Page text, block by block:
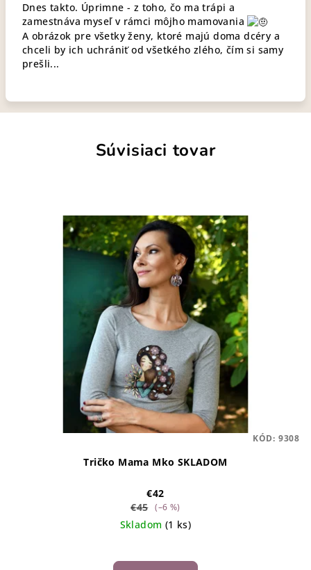
Dnes takto. Úprimne - z toho, čo ma trápi a
zamestnáva myseľ v rámci môjho mamovania
A obrázok pre všetky ženy, ktoré majú doma dcéry a
chceli by ich uchrániť od všetkého zlého, čím si samy
prešli...
Súvisiaci tovar
Tričko Mama Mko SKLADOM
€42
€45 (–6 %)
Skladom (1 ks)
KÓD: 9308